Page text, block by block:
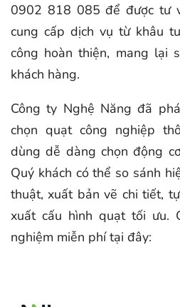
0902 818 085 để được tư
cung cấp dịch vụ từ khâu
công hoàn thiện, mang lại
khách hàng.
Công ty Nghệ Năng đã
chọn quạt công nghiệp
dùng dễ dàng chọn động
Quý khách có thể so sánh
thuật, xuất bản vẽ chi tiết,
xuất cấu hình quạt tối ưu.
nghiệm miễn phí tại đây: